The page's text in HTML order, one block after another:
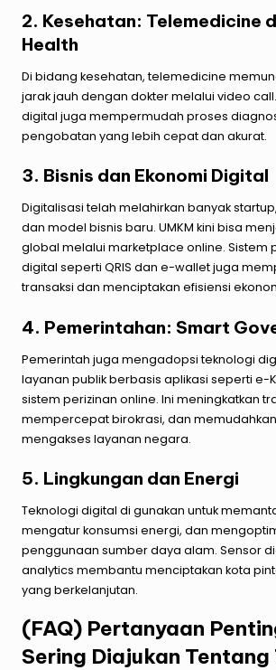
2. Kesehatan: Telemedicine
Health
Di bidang kesehatan, telemedicine
jarak jauh dengan dokter melalui video
digital juga mempermudah proses
pengobatan yang lebih cepat dan akurat.
3. Bisnis dan Ekonomi Digital
Digitalisasi telah melahirkan banyak
dan model bisnis baru. UMKM kini bisa
global melalui marketplace online. Sistem
digital seperti QRIS dan e-wallet juga
transaksi dan menciptakan efisiensi
4. Pemerintahan: Smart
Pemerintah juga mengadopsi teknologi
layanan publik berbasis aplikasi seperti e-
sistem perizinan online. Ini meningkatkan
mempercepat birokrasi, dan
mengakses layanan negara.
5. Lingkungan dan Energi
Teknologi digital di gunakan untuk
mengatur konsumsi energi, dan
penggunaan sumber daya alam. Sensor
analytics membantu menciptakan kota
yang berkelanjutan.
(FAQ) Pertanyaan
Sering Diajukan